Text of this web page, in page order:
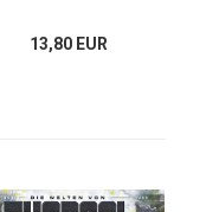
13,80 EUR